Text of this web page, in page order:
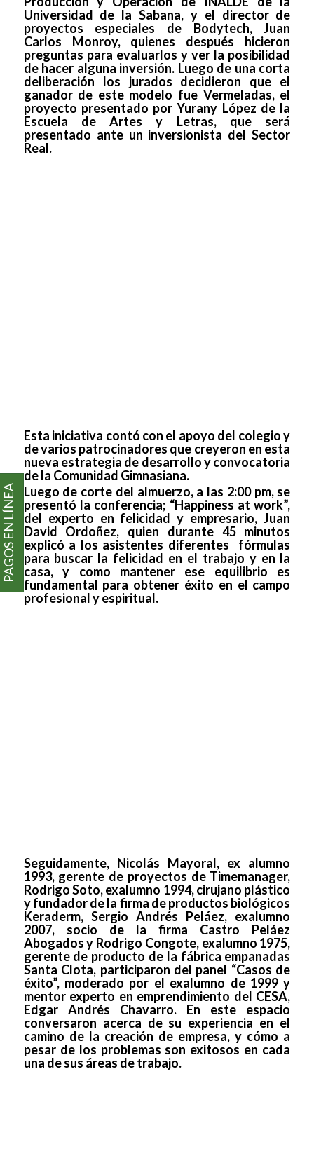
Universidad de la Sabana, y el director de
proyectos especiales de Bodytech, Juan
Carlos Monroy, quienes después hicieron
preguntas para evaluarlos y ver la posibilidad
de hacer alguna inversión. Luego de una corta
deliberación los jurados decidieron que el
ganador de este modelo fue Vermeladas, el
proyecto presentado por Yurany López de la
Escuela de Artes y Letras, que será
presentado ante un inversionista del Sector
Real.
Esta iniciativa contó con el apoyo del colegio y
de varios patrocinadores que creyeron en esta
nueva estrategia de desarrollo y convocatoria
de la Comunidad Gimnasiana.
Luego de corte del almuerzo, a las 2:00 pm, se
presentó la conferencia; “Happiness at work”,
del experto en felicidad y empresario, Juan
David Ordoñez, quien durante 45 minutos
explicó a los asistentes diferentes fórmulas
para buscar la felicidad en el trabajo y en la
casa, y como mantener ese equilibrio es
fundamental para obtener éxito en el campo
profesional y espiritual.
Seguidamente, Nicolás Mayoral, ex alumno
1993, gerente de proyectos de Timemanager,
Rodrigo Soto, exalumno 1994, cirujano plástico
y fundador de la firma de productos biológicos
Keraderm, Sergio Andrés Peláez, exalumno
2007, socio de la firma Castro Peláez
Abogados y Rodrigo Congote, exalumno 1975,
gerente de producto de la fábrica empanadas
Santa Clota, participaron del panel “Casos de
éxito”, moderado por el exalumno de 1999 y
mentor experto en emprendimiento del CESA,
Edgar Andrés Chavarro. En este espacio
conversaron acerca de su experiencia en el
camino de la creación de empresa, y cómo a
pesar de los problemas son exitosos en cada
una de sus áreas de trabajo.
PAGOS EN LÍNEA